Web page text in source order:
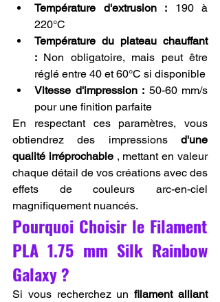
Température d'extrusion : 190 à
220°C
Température du plateau chauffant
: Non obligatoire, mais peut être
réglé entre 40 et 60°C si disponible
Vitesse d'impression : 50-60 mm/s
pour une finition parfaite
En respectant ces paramètres, vous
obtiendrez des impressions d'une
qualité irréprochable , mettant en valeur
chaque détail de vos créations avec des
effets de couleurs arc-en-ciel
magnifiquement nuancés.
Pourquoi Choisir le Filament
PLA 1.75 mm Silk Rainbow
Galaxy ?
Si vous recherchez un filament alliant